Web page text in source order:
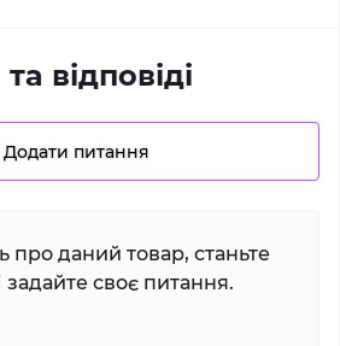
відповіді
Додати питання
про даний товар, станьте
своє питання.